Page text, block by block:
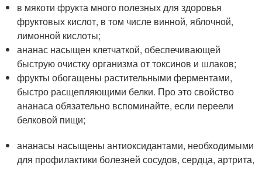
в мякоти фрукта много полезных для здоровья
фруктовых кислот, в том числе винной, яблочной,
лимонной кислоты;
ананас насыщен клетчаткой, обеспечивающей
быструю очистку организма от токсинов и шлаков;
фрукты обогащены растительными ферментами,
быстро расщепляющими белки. Про это свойство
ананаса обязательно вспоминайте, если переели
белковой пищи;
ананасы насыщены антиоксидантами, необходимыми
для профилактики болезней сосудов, сердца, артрита,